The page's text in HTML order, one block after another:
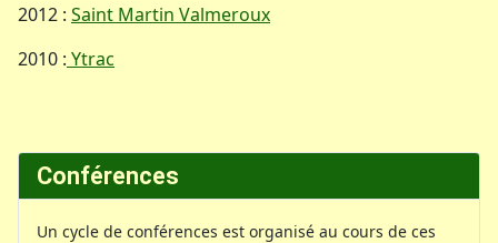
2012 : Saint Martin Valmeroux
2010 : Ytrac
Conférences
Un cycle de conférences est organisé au cours de ces